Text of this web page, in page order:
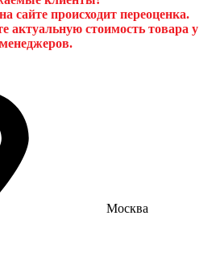
сайте происходит переоценка.
актуальную стоимость товара у
менеджеров.
Москва